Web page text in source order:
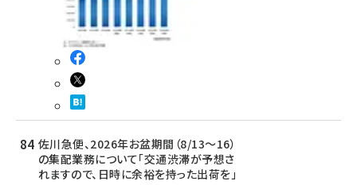
佐川急便、2026年お盆期間（8/13～16）
の集配業務について「交通渋滞が予想さ
れますので、日時に余裕を持った出荷を」